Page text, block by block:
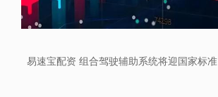
易速宝配资 组合驾驶辅助系统将迎国家标准